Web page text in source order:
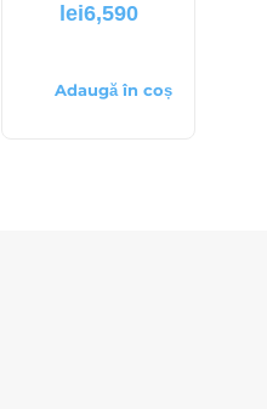
lei6,590
Adaugă în coș